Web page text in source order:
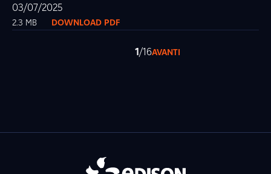
03/07/2025
2.3 MB DOWNLOAD PDF
1/16AVANTI